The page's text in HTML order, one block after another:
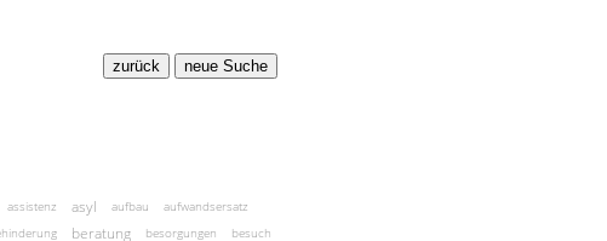
assistenz asyl aufbau
aufwandsersatz
beratung besorgungen
besuch